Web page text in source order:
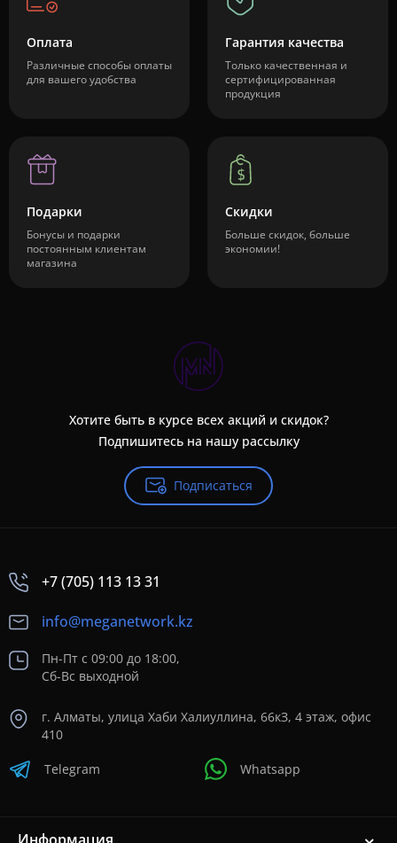
Оплата
Различные способы оплаты
для вашего удобства
Гарантия качества
Только качественная и
сертифицированная
продукция
Подарки
Бонусы и подарки
постоянным клиентам
магазина
Скидки
Больше скидок, больше
экономии!
Хотите быть в курсе всех акций и скидок?
Подпишитесь на нашу рассылку
Подписаться
+7 (705) 113 13 31
info@meganetwork.kz
Пн-Пт с 09:00 до 18:00,
Сб-Вс выходной
г. Алматы, улица Хаби Халиуллина, 66кЗ, 4 этаж, офис
410
Telegram Whatsapp